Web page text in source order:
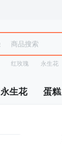
红玫瑰 永生花
永生花 蛋糕